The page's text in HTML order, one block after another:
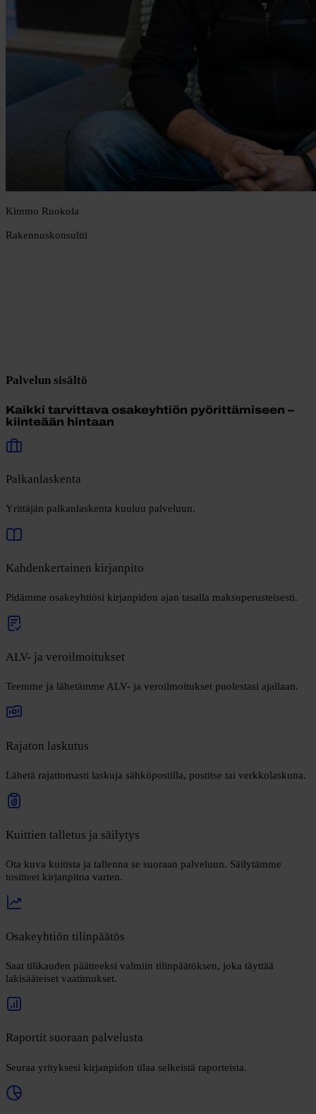
Kimmo Ruokola
Rakennuskonsultti
Palvelun sisältö
Kaikki tarvittava osakeyhtiön pyörittämiseen –
kiinteään hintaan
Palkanlaskenta
Yrittäjän palkanlaskenta kuuluu palveluun.
Kahdenkertainen kirjanpito
Pidämme osakeyhtiösi kirjanpidon ajan tasalla maksuperusteisesti.
ALV- ja veroilmoitukset
Teemme ja lähetämme ALV- ja veroilmoitukset puolestasi ajallaan.
Rajaton laskutus
Lähetä rajattomasti laskuja sähköpostilla, postitse tai verkkolaskuna.
Kuittien talletus ja säilytys
Ota kuva kuitista ja tallenna se suoraan palveluun. Säilytämme
tositteet kirjanpitoa varten.
Osakeyhtiön tilinpäätös
Saat tilikauden päätteeksi valmiin tilinpäätöksen, joka täyttää
lakisääteiset vaatimukset.
Raportit suoraan palvelusta
Seuraa yrityksesi kirjanpidon tilaa selkeistä raporteista.